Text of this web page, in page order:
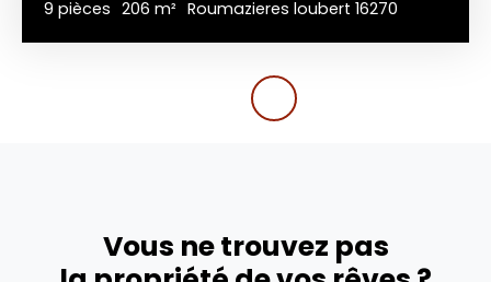
9 pièces 206 m² Roumazieres loubert 16270
Vous ne trouvez pas